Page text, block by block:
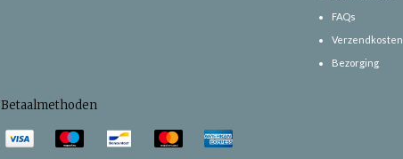
FAQs
Verzendkosten
Bezorging
Betaalmethoden